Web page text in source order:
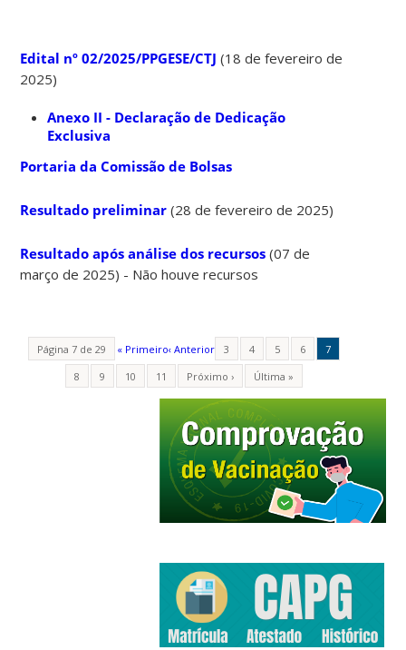
Edital nº 02/2025/PPGESE/CTJ (18 de fevereiro de
2025)
Anexo II - Declaração de Dedicação
Exclusiva
Portaria da Comissão de Bolsas
Resultado preliminar (28 de fevereiro de 2025)
Resultado após análise dos recursos (07 de
março de 2025) - Não houve recursos
Página 7 de 29 « Primeiro‹ Anterior 3 4 5 6
7
8
9 10 11 Próximo › Última »